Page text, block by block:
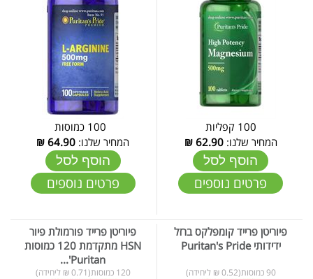
100 קפליות
המחיר שלנו:62.90
₪
הוסף לסל
פרטים נוספים
המחיר שלנו: 64.90
₪
הוסף לסל
פרטים נוספים
פיוריטן פרייד קומפלקס ברזל
ידידותי Puritan's Pride
90 כמוסות(0.52 ₪ ליחידה)
פיוריטן פרייד פורמולת פיור
HSN מתקדמת 120 כמוסות
Puritan'...
120 כמוסות(0.71 ₪ ליחידה)